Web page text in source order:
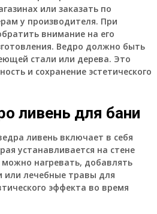
или заказать по
у производителя. При
внимание на его
Ведро должно быть
стали или дерева. Это
и сохранение эстетического
ливень для бани
ливень включает в себя
устанавливается на стене
нагревать, добавлять
или лечебные травы для
эффекта во время